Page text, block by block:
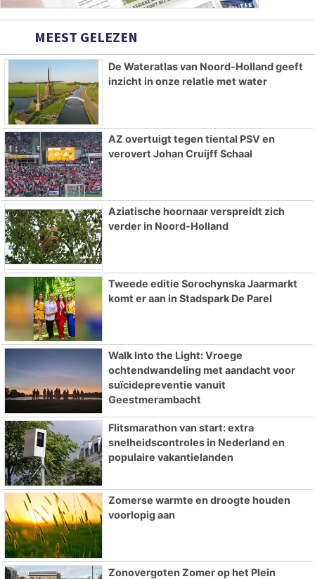
MEEST GELEZEN
De Wateratlas van Noord-Holland geeft
inzicht in onze relatie met water
AZ overtuigt tegen tiental PSV en
verovert Johan Cruijff Schaal
Aziatische hoornaar verspreidt zich
verder in Noord-Holland
Tweede editie Sorochynska Jaarmarkt
komt er aan in Stadspark De Parel
Walk Into the Light: Vroege
ochtendwandeling met aandacht voor
suïcidepreventie vanuit
Geestmerambacht
Flitsmarathon van start: extra
snelheidscontroles in Nederland en
populaire vakantielanden
Zomerse warmte en droogte houden
voorlopig aan
Zonovergoten Zomer op het Plein